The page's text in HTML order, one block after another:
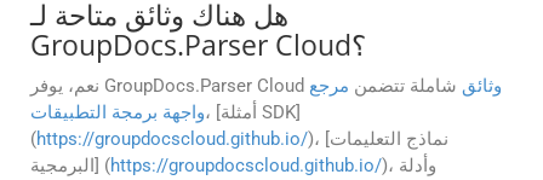
هل هناك وثائق متاحة لـ
GroupDocs.Parser Cloud؟
نعم، يوفر GroupDocs.Parser Cloud وثائق شاملة تتضمن مرجع
واجهة برمجة التطبيقات، [أمثلة SDK]
(https://groupdocscloud.github.io/)، [نماذج التعليمات
البرمجية] (https://groupdocscloud.github.io/)، وأدلة